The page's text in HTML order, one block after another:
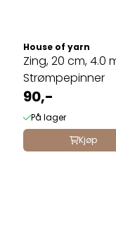
House of yarn
Zing, 20 cm, 4.0
Strømpepinner
90,-
På lager
Kjøp